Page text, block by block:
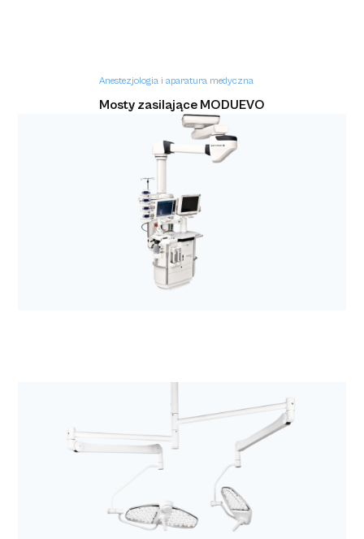
Anestezjologia i aparatura medyczna
Mosty zasilające MODUEVO
Anestezjologia i aparatura medyczna
Kolumny chirurgiczne i anestezjologiczne z
rodziny MODUEVO